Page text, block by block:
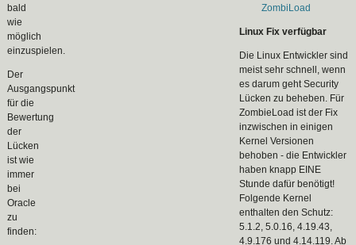
bald
wie
möglich
einzuspielen.
Der
Ausgangspunkt
für die
Bewertung
der
Lücken
ist wie
immer
bei
Oracle
zu
finden:
ZombiLoad
Linux Fix verfügbar
Die Linux Entwickler sind
meist sehr schnell, wenn
es darum geht Security
Lücken zu beheben. Für
ZombieLoad ist der Fix
inzwischen in einigen
Kernel Versionen
behoben - die Entwickler
haben knapp EINE
Stunde dafür benötigt!
Folgende Kernel
enthalten den Schutz:
5.1.2, 5.0.16, 4.19.43,
4.9.176 und 4.14.119. Ab